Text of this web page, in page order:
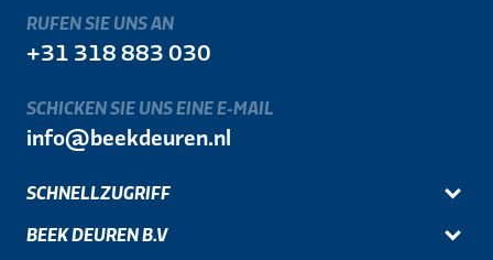
SCHNELLZUGRIFF
BEEK DEUREN B.V
RUFEN SIE UNS AN
+31 318 883 030
SCHICKEN SIE UNS EINE E-MAIL
info@beekdeuren.nl